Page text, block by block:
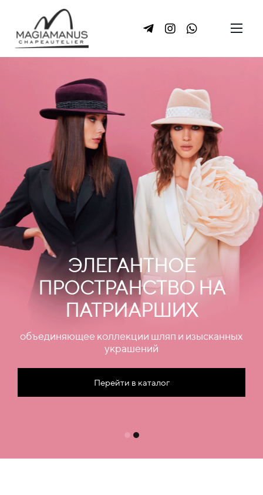
ЭЛЕГАНТНОЕ
ПРОСТРАНСТВО НА
ПАТРИАРШИХ
объединяющее коллекции шляп и изысканных
украшений
Перейти в каталог